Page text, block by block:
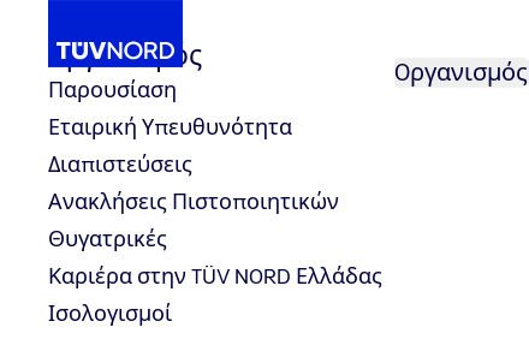
Oργανισμός
Oργανισμός
Παρουσίαση
Εταιρική Υπευθυνότητα
Διαπιστεύσεις
Ανακλήσεις Πιστοποιητικών
Θυγατρικές
Καριέρα στην TÜV NORD Ελλάδας
Ισολογισμοί
Home
Instruire Environment, Energy
Environment, Energy